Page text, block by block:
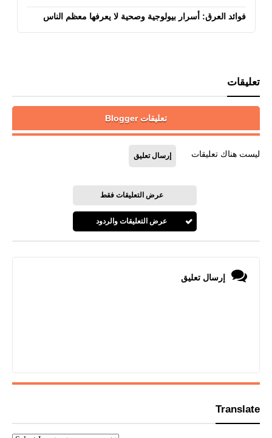
فوائد العرق: أسرار بيولوجية وصحية لا يعرفها معظم الناس
تعليقات
تعليقات Blogger
ليست هناك تعليقات إرسال تعليق
عرض التعليقات فقط
عرض التعليقات والردود
إرسال تعليق
Translate